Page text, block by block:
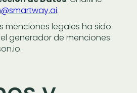
.
menciones legales ha sido
generador de menciones